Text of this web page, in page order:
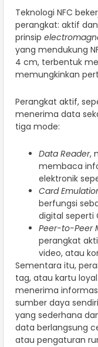
Teknologi NFC
perangkat: aktif
prinsip
yang mendukung
4 cm, terbentuk
memungkinkan
Perangkat aktif,
menerima data
tiga mode:
Data Reader,
membaca
elektronik
Card
berfungsi
digital seperti
Peer-to-Peer
perangkat
video, atau
Sementara itu,
tag, atau kartu
menerima
sumber daya
yang sederhana
data berlangsung
atau pengaturan